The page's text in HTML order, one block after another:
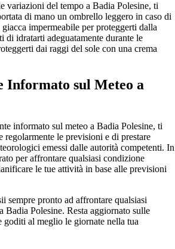
variazioni del tempo a Badia Polesine, ti
di mano un ombrello leggero in caso di
impermeabile per proteggerti dalla
di idratarti adeguatamente durante le
dai raggi del sole con una crema
Informato sul Meteo a
informato sul meteo a Badia Polesine, ti
regolarmente le previsioni e di prestare
emessi dalle autorità competenti. In
per affrontare qualsiasi condizione
le tue attività in base alle previsioni
sempre pronto ad affrontare qualsiasi
Badia Polesine. Resta aggiornato sulle
goditi al meglio le giornate nella tua